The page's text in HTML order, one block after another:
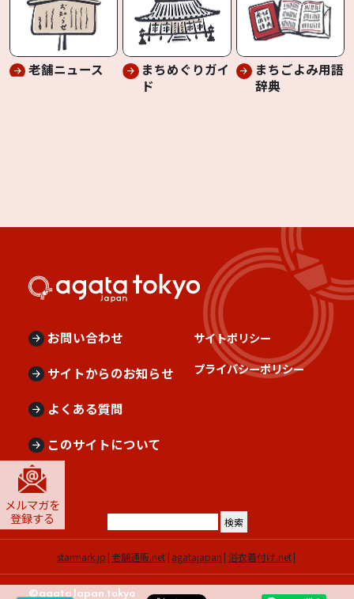
メルマガを
登録する
老舗ニュース
まちめぐりガイ
ド
まちごよみ用語
辞典
お問い合わせ
サイトからのお知らせ
よくある質問
このサイトについて
サイトポリシー
プライバシーポリシー
starmark.jp 老舗通販.net agatajapan 浴衣着付け.net
©︎agataJapan.tokyo